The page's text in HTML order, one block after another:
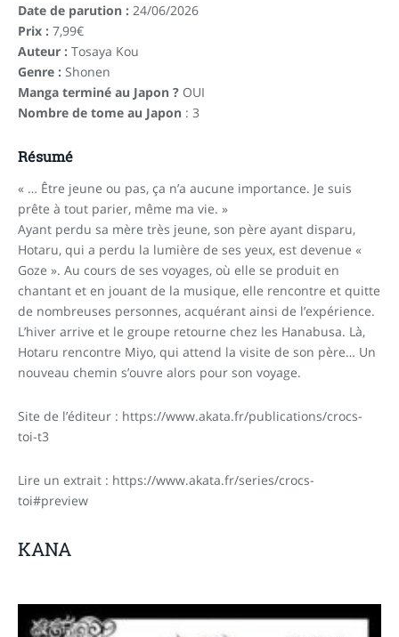
Date de parution : 24/06/2026
Prix : 7,99€
Auteur : Tosaya Kou
Genre : Shonen
Manga terminé au Japon ? OUI
Nombre de tome au Japon : 3
Résumé
« … Être jeune ou pas, ça n’a aucune importance. Je suis
prête à tout parier, même ma vie. »
Ayant perdu sa mère très jeune, son père ayant disparu,
Hotaru, qui a perdu la lumière de ses yeux, est devenue «
Goze ». Au cours de ses voyages, où elle se produit en
chantant et en jouant de la musique, elle rencontre et quitte
de nombreuses personnes, acquérant ainsi de l’expérience.
L’hiver arrive et le groupe retourne chez les Hanabusa. Là,
Hotaru rencontre Miyo, qui attend la visite de son père… Un
nouveau chemin s’ouvre alors pour son voyage.
Site de l’éditeur : https://www.akata.fr/publications/crocs-
toi-t3
Lire un extrait : https://www.akata.fr/series/crocs-
toi#preview
KANA